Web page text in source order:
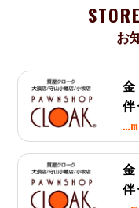
お
金
伴
金
伴